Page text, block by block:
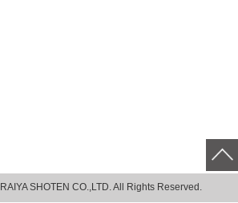
SHOTEN CO.,LTD. All Rights Reserved.